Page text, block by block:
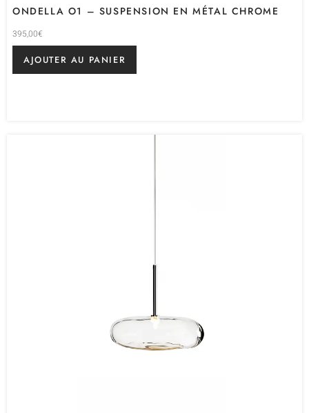
ONDELLA O1 – SUSPENSION EN MÉTAL CHROME
395,00€
AJOUTER AU PANIER